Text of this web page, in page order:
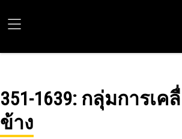
351-1639: กลุ่มการเค
ข้าง